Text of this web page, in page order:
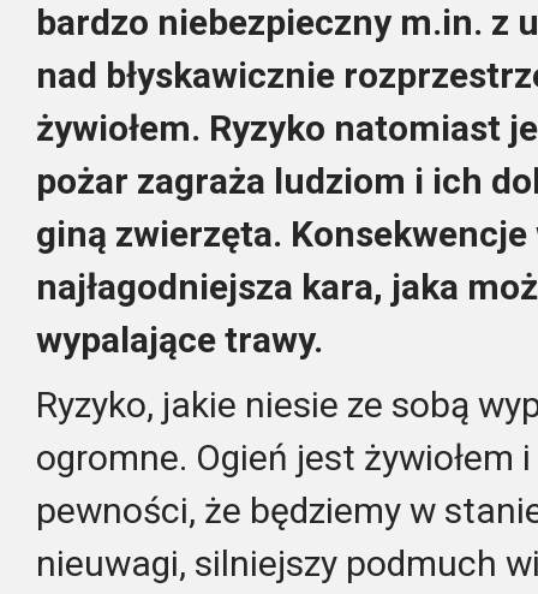
bardzo niebezpieczny m.in. z
nad błyskawicznie
żywiołem. Ryzyko natomiast
pożar zagraża ludziom i ich
giną zwierzęta.
najłagodniejsza kara, jaka
wypalające trawy.
Ryzyko, jakie niesie ze sobą
ogromne. Ogień jest żywiołem
pewności, że będziemy w
nieuwagi, silniejszy podmuch